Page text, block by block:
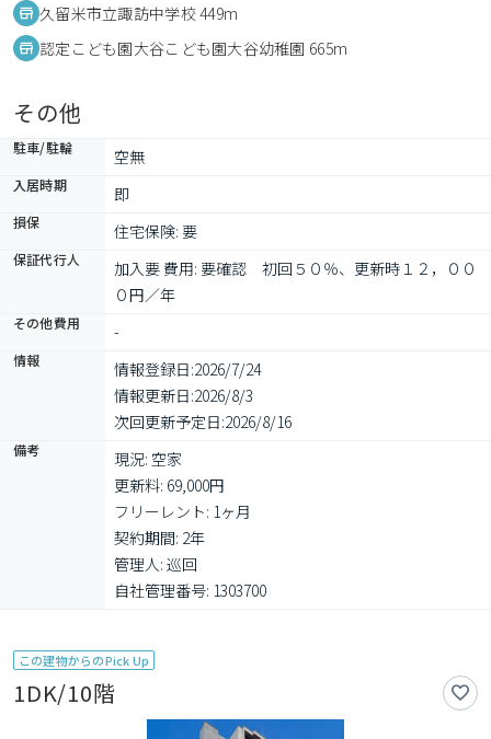
久留米市立諏訪中学校 449m
認定こども園大谷こども園大谷幼稚園 665m
その他
駐車/駐輪 空無
入居時期 即
損保 住宅保険: 要
保証代行人
加入要 費用: 要確認　初回５０％、更新時１２，００
０円／年
その他費用 -
情報 情報登録日:2026/7/24
情報更新日:2026/8/3
次回更新予定日:2026/8/16
備考
現況: 空家
更新料: 69,000円
フリーレント: 1ヶ月
契約期間: 2年
管理人: 巡回
自社管理番号: 1303700
この建物からのPick Up
1DK/10階